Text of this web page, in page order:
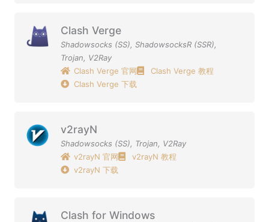
Clash Verge
Shadowsocks (SS), ShadowsocksR (SSR),
Trojan, V2Ray
Clash Verge 官网
Clash Verge 教程
Clash Verge 下载
v2rayN
Shadowsocks (SS), Trojan, V2Ray
v2rayN 官网
v2rayN 教程
v2rayN 下载
Clash for Windows